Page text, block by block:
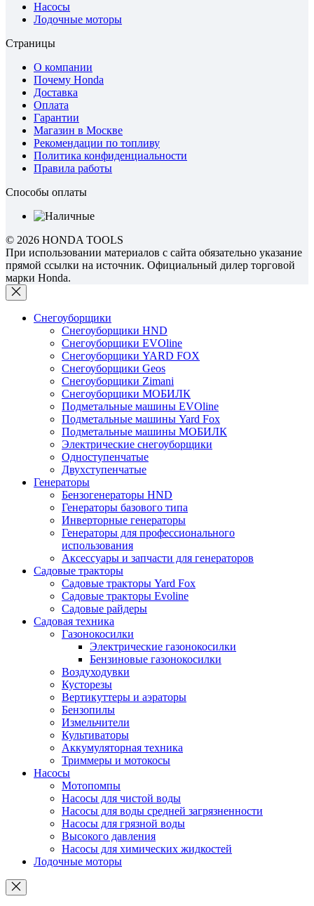
Насосы
Лодочные моторы
Страницы
О компании
Почему Honda
Доставка
Оплата
Гарантии
Магазин в Москве
Рекомендации по топливу
Политика конфиденциальности
Правила работы
Способы оплаты
© 2026 HONDA TOOLS
При использовании материалов с сайта обязательно указание
прямой ссылки на источник. Официальный дилер торговой
марки Honda.
Снегоуборщики
Снегоуборщики HND
Снегоуборщики EVOline
Снегоуборщики YARD FOX
Снегоуборщики Geos
Снегоуборщики Zimani
Снегоуборщики МОБИЛК
Подметальные машины EVOline
Подметальные машины Yard Fox
Подметальные машины МОБИЛК
Электрические снегоуборщики
Одноступенчатые
Двухступенчатые
Генераторы
Бензогенераторы HND
Генераторы базового типа
Инверторные генераторы
Генераторы для профессионального
использования
Аксессуары и запчасти для генераторов
Садовые тракторы
Садовые тракторы Yard Fox
Садовые тракторы Evoline
Садовые райдеры
Садовая техника
Газонокосилки
Электрические газонокосилки
Бензиновые газонокосилки
Воздуходувки
Кусторезы
Вертикуттеры и аэраторы
Бензопилы
Измельчители
Культиваторы
Аккумуляторная техника
Триммеры и мотокосы
Насосы
Мотопомпы
Насосы для чистой воды
Насосы для воды средней загрязненности
Насосы для грязной воды
Высокого давления
Насосы для химических жидкостей
Лодочные моторы